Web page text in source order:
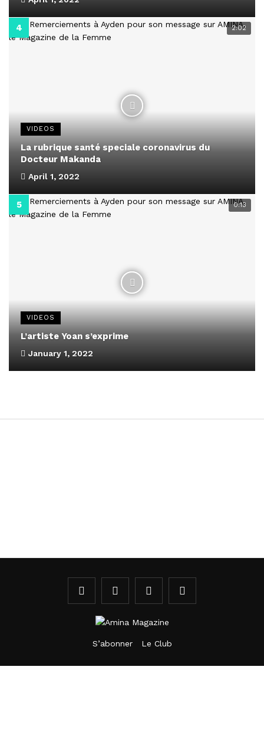
2:02
VIDEOS
La rubrique santé speciale coronavirus du
Docteur Makanda
April 1, 2022
0:13
VIDEOS
L’artiste Yoan s’exprime
January 1, 2022
S’abonner Le Club